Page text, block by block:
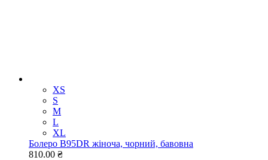
XS
S
M
L
XL
Болеро B95DR жіноча, чорний, бавовна
810.00 ₴